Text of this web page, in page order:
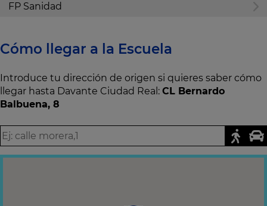
FP Sanidad
Cómo llegar a la Escuela
Introduce tu dirección de origen si quieres saber cómo
llegar hasta Davante Ciudad Real: CL Bernardo
Balbuena, 8